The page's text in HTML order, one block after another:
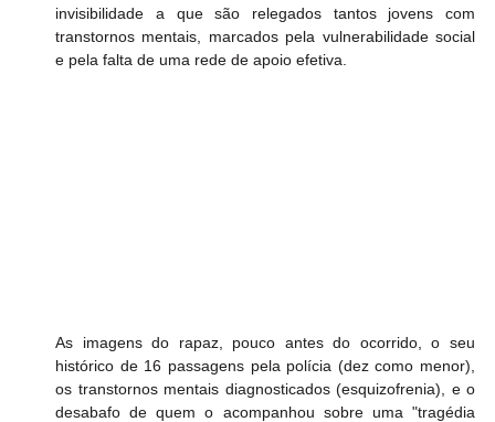
invisibilidade a que são relegados tantos jovens com
transtornos mentais, marcados pela vulnerabilidade social
e pela falta de uma rede de apoio efetiva.
As imagens do rapaz, pouco antes do ocorrido, o seu
histórico de 16 passagens pela polícia (dez como menor),
os transtornos mentais diagnosticados (esquizofrenia), e o
desabafo de quem o acompanhou sobre uma "tragédia